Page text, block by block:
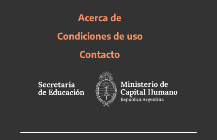
Acerca de
Condiciones de uso
Contacto